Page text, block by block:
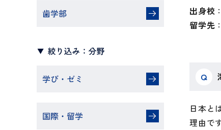
出身校
留学先
Q
日本と
理由で